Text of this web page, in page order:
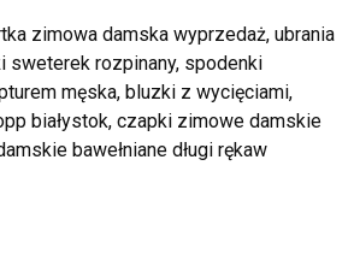
zimowa damska wyprzedaż, ubrania
sweterek rozpinany, spodenki
męska, bluzki z wycięciami,
białystok, czapki zimowe damskie
bawełniane długi rękaw